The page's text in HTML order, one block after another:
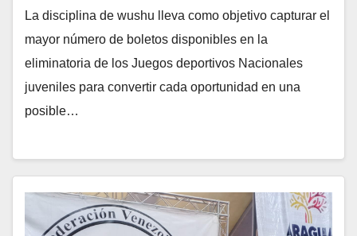
La disciplina de wushu lleva como objetivo capturar el
mayor número de boletos disponibles en la
eliminatoria de los Juegos deportivos Nacionales
juveniles para convertir cada oportunidad en una
posible…